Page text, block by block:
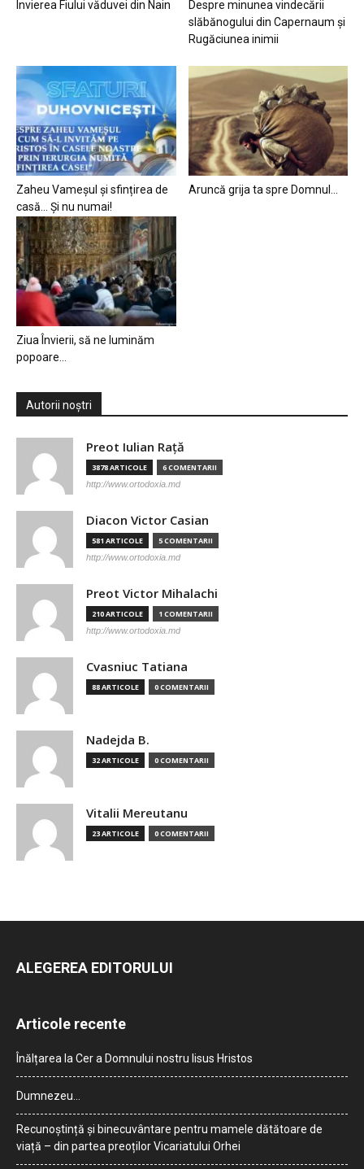
Învierea Fiului văduvei din Nain
Despre minunea vindecării
slăbănogului din Capernaum și
Rugăciunea inimii
Zaheu Vameșul și sfințirea de
casă… Și nu numai!
Aruncă grija ta spre Domnul…
Ziua Învierii, să ne luminăm
popoare…
Autorii noștri
Preot Iulian Raţă
3878 ARTICOLE 6 COMENTARII
http://www.ortodoxia.md
Diacon Victor Casian
581 ARTICOLE 5 COMENTARII
http://www.ortodoxia.md
Preot Victor Mihalachi
210 ARTICOLE 1 COMENTARII
http://www.ortodoxia.md
Cvasniuc Tatiana
88 ARTICOLE 0 COMENTARII
Nadejda B.
32 ARTICOLE 0 COMENTARII
Vitalii Mereutanu
23 ARTICOLE 0 COMENTARII
ALEGEREA EDITORULUI
Articole recente
Înălțarea la Cer a Domnului nostru Iisus Hristos
Dumnezeu…
Recunoștință și binecuvântare pentru mamele dătătoare de
viață – din partea preoților Vicariatului Orhei